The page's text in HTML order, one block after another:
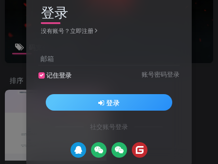
排序 更新 浏览
登录
没有账号？立即注册
邮箱
记住登录 账号密码登录
登录
社交账号登录